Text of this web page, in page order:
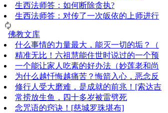
生西法师答：如何断除贪执?
生西法师答：对传了一次皈依的上师进行
佛教文库
什么事情的力量最大，能灭一切的垢？（
精准无比！六祖慧能住世时说过的一个预
一个能让家人吃素的好办法（妙莲老和尚
为什么越忏悔越痛苦？悔箭入心，恶念反
修行人受大磨难，是成就的前兆！[索达吉
常捞放生鱼，四十多岁被雷劈死
念咒语的窍诀！[慈城罗珠堪布]